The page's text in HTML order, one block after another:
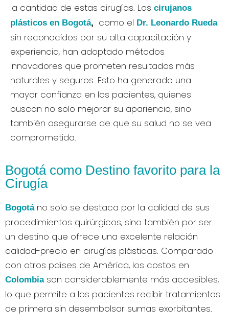
la cantidad de estas cirugías. Los cirujanos
plásticos en Bogotá, como el Dr. Leonardo Rueda
sin reconocidos por su alta capacitación y
experiencia, han adoptado métodos
innovadores que prometen resultados más
naturales y seguros. Esto ha generado una
mayor confianza en los pacientes, quienes
buscan no solo mejorar su apariencia, sino
también asegurarse de que su salud no se vea
comprometida.
Bogotá como Destino favorito para la
Cirugía
Bogotá no solo se destaca por la calidad de sus
procedimientos quirúrgicos, sino también por ser
un destino que ofrece una excelente relación
calidad-precio en cirugías plásticas. Comparado
con otros países de América, los costos en
Colombia son considerablemente más accesibles,
lo que permite a los pacientes recibir tratamientos
de primera sin desembolsar sumas exorbitantes.